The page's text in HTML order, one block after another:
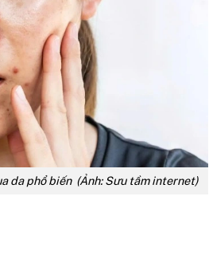
da phổ biến (Ảnh: Sưu tầm internet)